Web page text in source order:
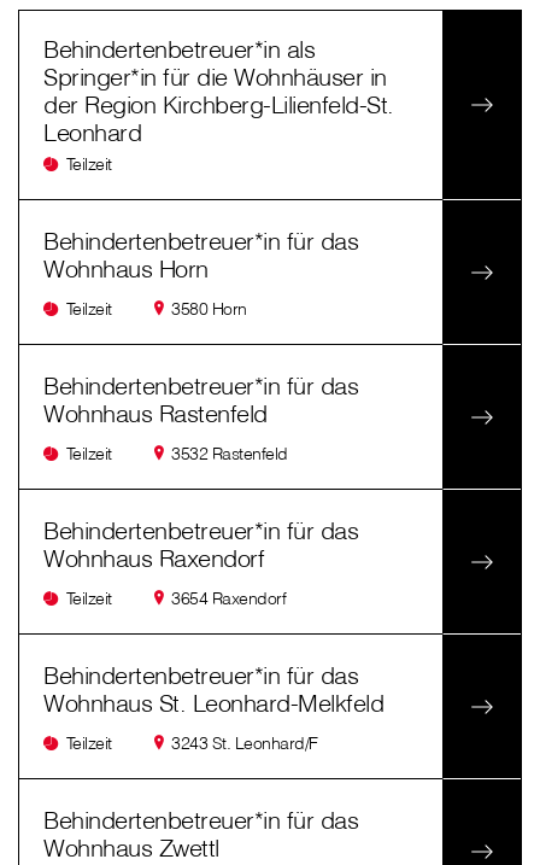
Behindertenbetreuer*in als
Springer*in für die Wohnhäuser in
der Region Kirchberg-Lilienfeld-St.
Leonhard
Teilzeit
Behindertenbetreuer*in für das
Wohnhaus Horn
Teilzeit 3580 Horn
Behindertenbetreuer*in für das
Wohnhaus Rastenfeld
Teilzeit 3532 Rastenfeld
Behindertenbetreuer*in für das
Wohnhaus Raxendorf
Teilzeit 3654 Raxendorf
Behindertenbetreuer*in für das
Wohnhaus St. Leonhard-Melkfeld
Teilzeit 3243 St. Leonhard/F
Behindertenbetreuer*in für das
Wohnhaus Zwettl